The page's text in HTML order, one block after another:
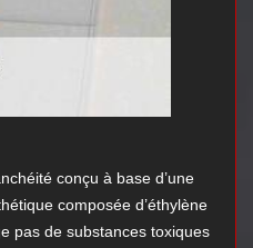
conçu à base d’une
composée d’éthylène
pas de substances toxiques